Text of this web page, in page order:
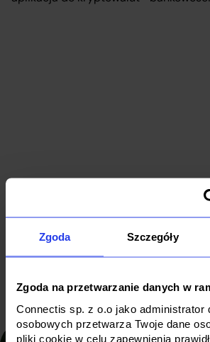
Zgoda Szczegóły
Zgoda na przetwarzanie danych w
Connectis sp. z o.o jako administrator
osobowych przetwarza Twoje dane
pliki cookie w celu zapewnienia
Software
IT
IT